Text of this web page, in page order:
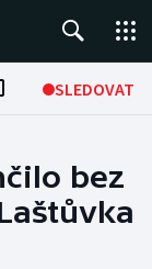
SLEDOVAT
bez